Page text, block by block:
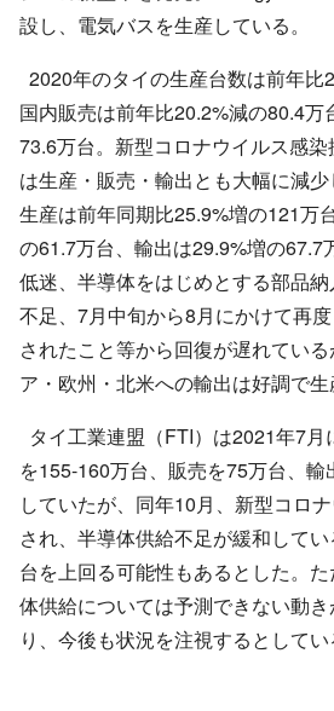
設し、電気バスを生産している。
2020年のタイの生産台数は前年比
国内販売は前年比20.2%減の80.4万
73.6万台。新型コロナウイルス感
は生産・販売・輸出とも大幅に減
生産は前年同期比25.9%増の121万
の61.7万台、輸出は29.9%増の67.7
低迷、半導体をはじめとする部品
不足、7月中旬から8月にかけて再
されたこと等から回復が遅れてい
ア・欧州・北米への輸出は好調で生
タイ工業連盟（FTI）は2021年7
を155-160万台、販売を75万台、
していたが、同年10月、新型コロ
され、半導体供給不足が緩和して
台を上回る可能性もあるとした。
体供給については予測できない動
り、今後も状況を注視するとしてい